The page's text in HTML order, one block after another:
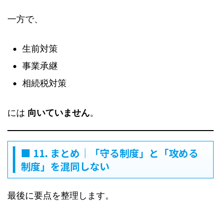
一方で、
生前対策
事業承継
相続税対策
には 向いていません。
■ 11. まとめ｜「守る制度」と「攻める
制度」を混同しない
最後に要点を整理します。